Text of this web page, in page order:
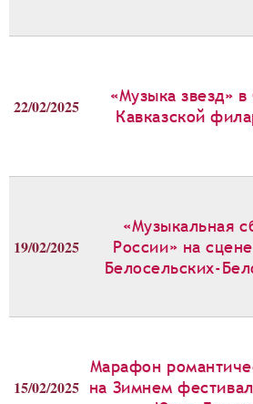
22/02/2025
«Музыка звезд»
Кавказской
19/02/2025
«Музыкальная
России» на
Белосельских-
15/02/2025
Марафон
на Зимнем